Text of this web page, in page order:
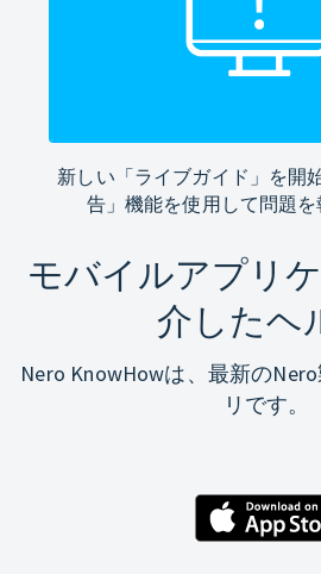
新しい「ライブガイド」を開
告」機能を使用して問題を
モバイルアプリ
介したヘ
Nero KnowHowは、最新の
リです。